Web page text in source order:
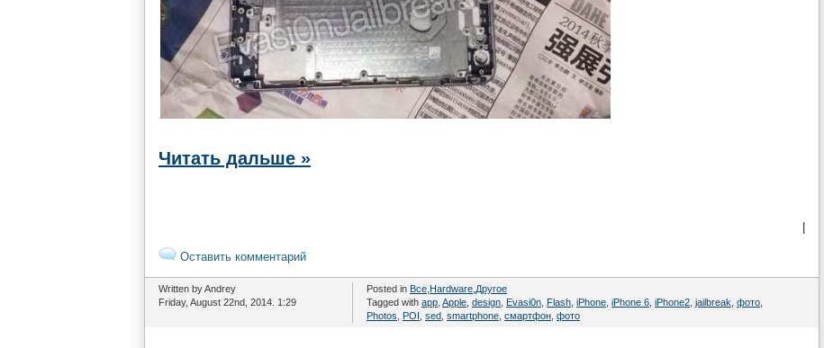
Читать дальше »
Оставить комментарий
Written by Andrey
Friday, August 22nd, 2014. 1:29
Posted in Все Hardware Другое
Tagged with app Apple design Evasi0n Flash iPhone iPhone 6 iPhone2 jailbreak фото
Photos
POI sed smartphone смартфон фото